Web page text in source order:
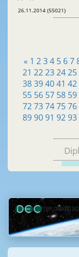
26.11.2014 (55021)
« 1 2 3 4 5 6 7
21 22232425
38394041 42
55 56 57 58 59
7273747576
899091 9293